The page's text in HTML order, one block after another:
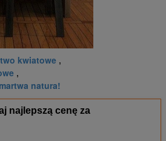
kwiatowe ,
,
natura!
najlepszą cenę za